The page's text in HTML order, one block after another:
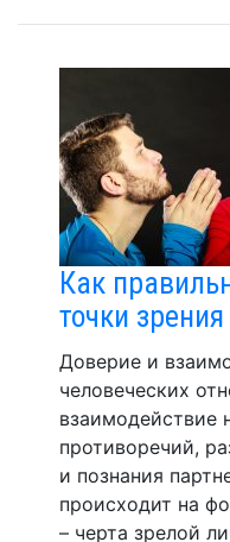
Как
точки
Доверие и
человеческих
взаимодействие
противоречий,
и познания
происходит на
– черта зрелой